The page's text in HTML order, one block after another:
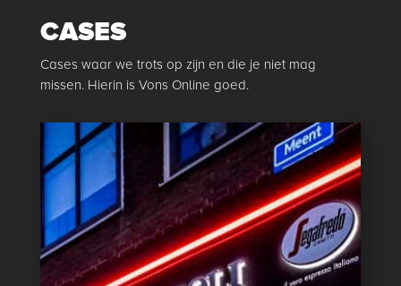
CASES
Cases waar we trots op zijn en die je niet mag
missen. Hierin is Vons Online goed.